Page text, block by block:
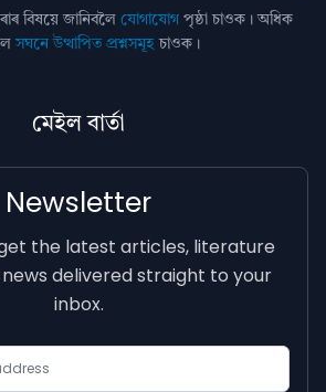
বিষয়ে জানিবলৈ যোগাযোগ পৃষ্ঠা চাওক। অধিক
সঘনে উত্থাপিত প্ৰশ্নসমূহচাওক।
মেইল বাৰ্তা
Newsletter
the latest articles, literature
delivered straight to your
inbox.